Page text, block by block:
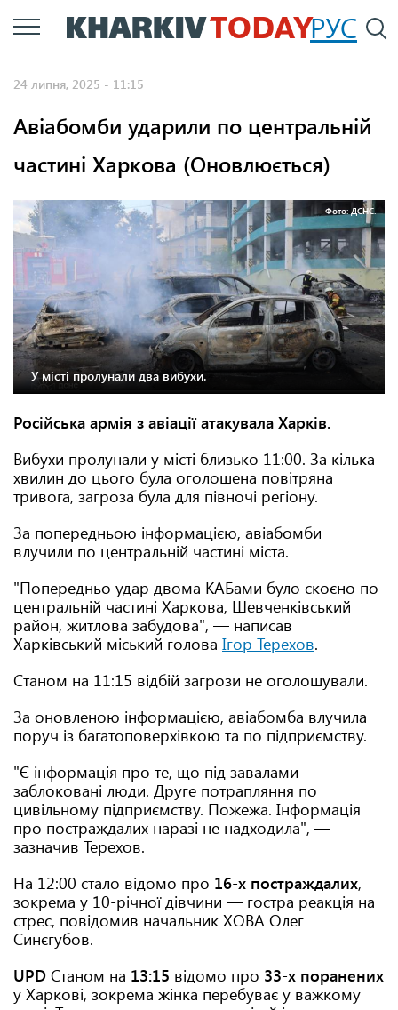
Перейти
до
РУС
24 липня, 2025 - 11:15
Авіабомби ударили по центральній
частині Харкова (Оновлюється)
Фото: ДСНС.
У місті пролунали два вибухи.
Російська армія з авіації атакувала Харків.
Вибухи пролунали у місті близько 11:00. За кілька
хвилин до цього була оголошена повітряна
тривога, загроза була для півночі регіону.
За попередньою інформацією, авіабомби
влучили по центральній частині міста.
"Попередньо удар двома КАБами було скоєно по
центральній частині Харкова, Шевченківський
район, житлова забудова", — написав
Харківський міський голова Ігор Терехов.
Станом на 11:15 відбій загрози не оголошували.
За оновленою інформацією, авіабомба влучила
поруч із багатоповерхівкою та по підприємству.
"Є інформація про те, що під завалами
заблоковані люди. Друге потрапляння по
цивільному підприємству. Пожежа. Інформація
про постраждалих наразі не надходила", —
зазначив Терехов.
На 12:00 стало відомо про 16-х постраждалих,
зокрема у 10-річної дівчини — гостра реакція на
стрес, повідомив начальник ХОВА Олег
Синєгубов.
UPD Станом на 13:15 відомо про 33-х поранених
у Харкові, зокрема жінка перебуває у важкому